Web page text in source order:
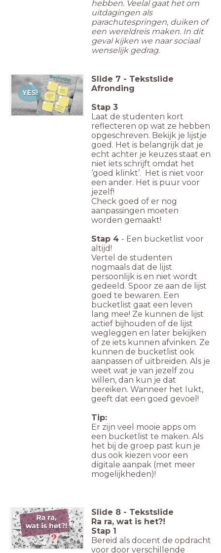
hebben. Veelal gaat het om
uitdagingen als
parachutespringen, duiken of
een wereldreis maken. In dit
geval kijken we naar sociaal
wenselijk gedrag.
Slide 7 - Tekstslide
Afronding
Stap 3
Laat de studenten kort
reflecteren op wat ze hebben
opgeschreven. Bekijk je lijstje
goed. Het is belangrijk dat je
echt achter je keuzes staat en
niet iets schrijft omdat het
‘goed klinkt’. Het is niet voor
een ander. Het is puur voor
jezelf!
Check goed of er nog
aanpassingen moeten
worden gemaakt!
Stap 4 - Een bucketlist voor
altijd!
Vertel de studenten
nogmaals dat de lijst
persoonlijk is en niet wordt
gedeeld. Spoor ze aan de lijst
goed te bewaren. Een
bucketlist gaat een leven
lang mee! Ze kunnen de lijst
actief bijhouden of de lijst
wegleggen en later bekijken
of ze iets kunnen afvinken. Ze
kunnen de bucketlist ook
aanpassen of uitbreiden. Als je
weet wat je van jezelf zou
willen, dan kun je dat
bereiken. Wanneer het lukt,
geeft dat een goed gevoel!
Tip:
Er zijn veel mooie apps om
een bucketlist te maken. Als
het bij de groep past kun je
dus ook kiezen voor een
digitale aanpak (met meer
mogelijkheden)!
Slide 8 - Tekstslide
Ra ra, wat is het?!
Stap 1
Bereid als docent de opdracht
voor door verschillende